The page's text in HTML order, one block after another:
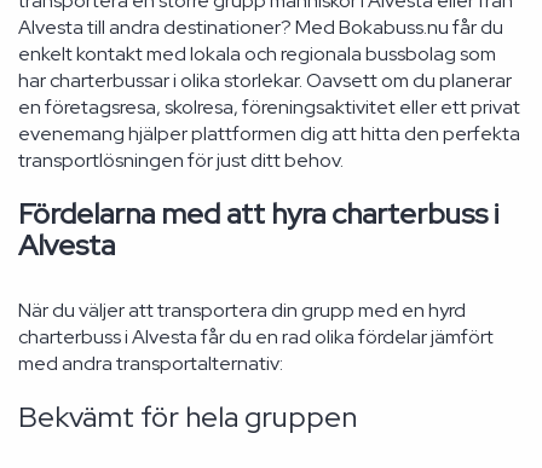
Alvesta till andra destinationer? Med Bokabuss.nu får du
enkelt kontakt med lokala och regionala bussbolag som
har charterbussar i olika storlekar. Oavsett om du planerar
en företagsresa, skolresa, föreningsaktivitet eller ett privat
evenemang hjälper plattformen dig att hitta den perfekta
transportlösningen för just ditt behov.
Fördelarna med att hyra charterbuss i
Alvesta
När du väljer att transportera din grupp med en hyrd
charterbuss i Alvesta får du en rad olika fördelar jämfört
med andra transportalternativ:
Bekvämt för hela gruppen